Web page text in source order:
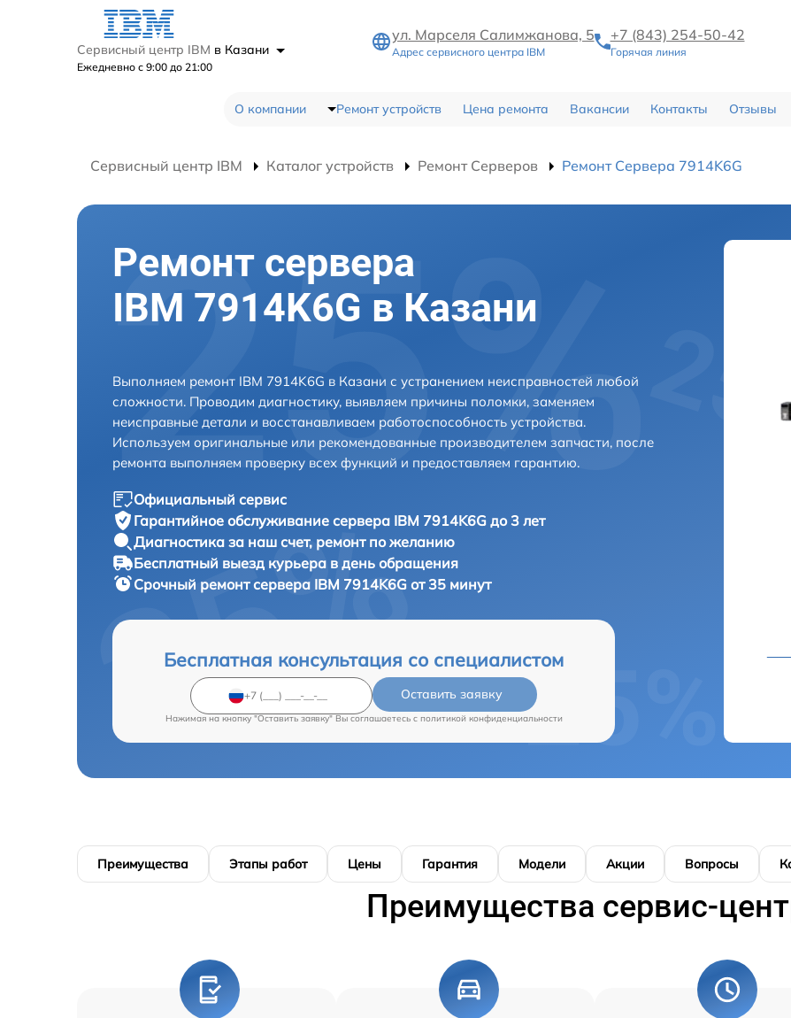
Сервисный центр IBM в Казани
Ежедневно с 9:00 до 21:00
ул. Марселя Салимжанова, 5
Адрес сервисного центра IBM
+7 (843) 254-50-42
Горячая линия
О компании Ремонт устройств Цена ремонта Вакансии Контакты Отзывы
Сервисный центр IBM Каталог устройств Ремонт Серверов Ремонт Сервера 7914K6G
Ремонт сервера
IBM 7914K6G в Казани
Выполняем ремонт IBM 7914K6G в Казани с устранением неисправностей любой
сложности. Проводим диагностику, выявляем причины поломки, заменяем
неисправные детали и восстанавливаем работоспособность устройства.
Используем оригинальные или рекомендованные производителем запчасти, после
ремонта выполняем проверку всех функций и предоставляем гарантию.
Официальный сервис
Гарантийное обслуживание сервера IBM 7914K6G до 3 лет
Диагностика за наш счет, ремонт по желанию
Бесплатный выезд курьера в день обращения
Срочный ремонтсервера IBM 7914K6G от 35 минут
Бесплатная консультация со специалистом
Оставить заявку
Нажимая на кнопку "Оставить заявку" Вы соглашаетесь c политикой конфиденциальности
Преимущества Этапы работ Цены Гарантия Модели Акции Вопросы
Преимущества сервис-